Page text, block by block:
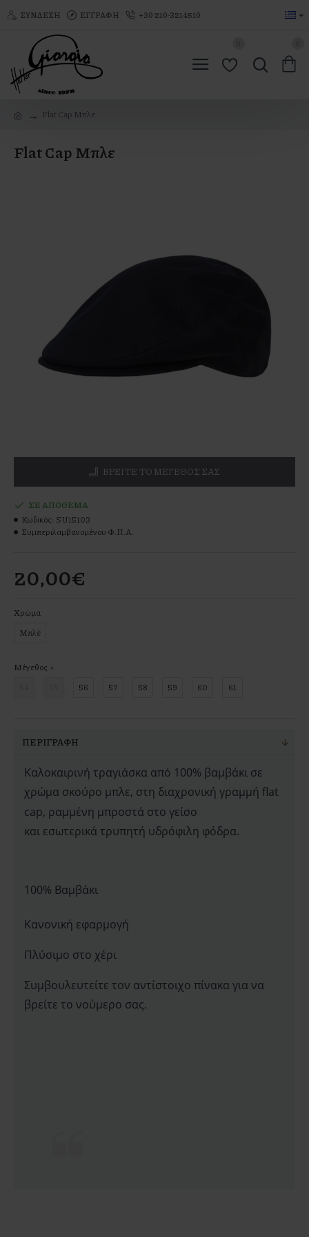
ΣΎΝΔΕΣΗ ΕΓΓΡΑΦΉ +30 210-3214510
Flat Cap Μπλε
Flat Cap Μπλε
ΒΡΕΊΤΕ ΤΟ ΜΕΓΕΘΌΣ ΣΑΣ
20,00€
ΣΕ ΑΠΌΘΕΜΑ
Κωδικός: SU15103
Συμπεριλαμβανομένου Φ.Π.Α.
Χρώμα
Μπλέ
Μέγεθος
56 57 58 59 60 61
ΠΕΡΙΓΡΑΦΉ
Καλοκαιρινή τραγιάσκα από 100% βαμβάκι σε
χρώμα σκούρο μπλε, στη διαχρονική γραμμή flat
cap, ραμμένη μπροστά στο γείσο
και εσωτερικά τρυπητή υδρόφιλη φόδρα.
100% Βαμβάκι
Κανονική εφαρμογή
Πλύσιμο στο χέρι
Συμβουλευτείτε τον αντίστοιχο πίνακα για να
βρείτε το νούμερο σας.